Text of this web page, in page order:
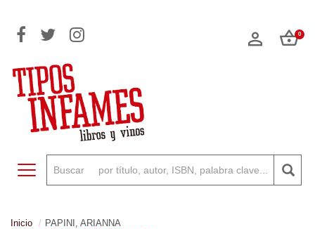
0
Toggle navigation
Inicio PAPINI, ARIANNA